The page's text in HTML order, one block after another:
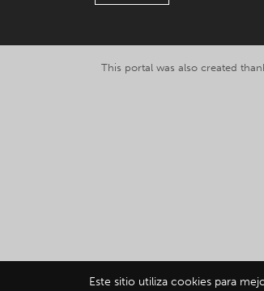
This portal was also created
Este sitio utiliza cookies para